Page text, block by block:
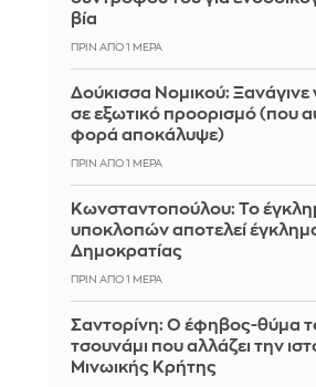
βία
ΠΡΙΝ ΑΠΌ 1 ΜΈΡΑ
Δούκισσα Νομικού: Ξανάγινε
σε εξωτικό προορισμό (που
φορά αποκάλυψε)
ΠΡΙΝ ΑΠΌ 1 ΜΈΡΑ
Κωνσταντοπούλου: Το
υποκλοπών αποτελεί
Δημοκρατίας
ΠΡΙΝ ΑΠΌ 1 ΜΈΡΑ
Σαντορίνη: Ο έφηβος-θύμα
τσουνάμι που αλλάζει την
Μινωικής Κρήτης